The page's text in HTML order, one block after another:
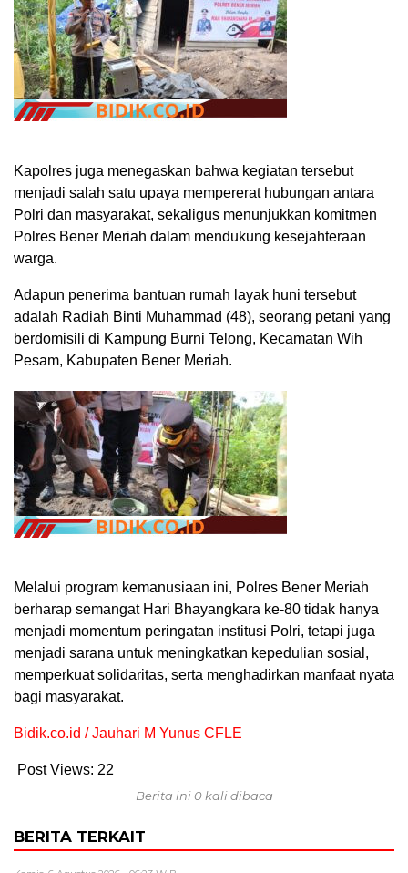
Kapolres juga menegaskan bahwa kegiatan tersebut
menjadi salah satu upaya mempererat hubungan antara
Polri dan masyarakat, sekaligus menunjukkan komitmen
Polres Bener Meriah dalam mendukung kesejahteraan
warga.
Adapun penerima bantuan rumah layak huni tersebut
adalah Radiah Binti Muhammad (48), seorang petani yang
berdomisili di Kampung Burni Telong, Kecamatan Wih
Pesam, Kabupaten Bener Meriah.
Melalui program kemanusiaan ini, Polres Bener Meriah
berharap semangat Hari Bhayangkara ke-80 tidak hanya
menjadi momentum peringatan institusi Polri, tetapi juga
menjadi sarana untuk meningkatkan kepedulian sosial,
memperkuat solidaritas, serta menghadirkan manfaat nyata
bagi masyarakat.
Bidik.co.id / Jauhari M Yunus CFLE
Post Views: 22
Berita ini 0 kali dibaca
BERITA TERKAIT